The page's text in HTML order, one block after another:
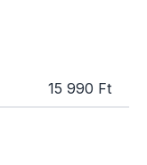
15 990 Ft